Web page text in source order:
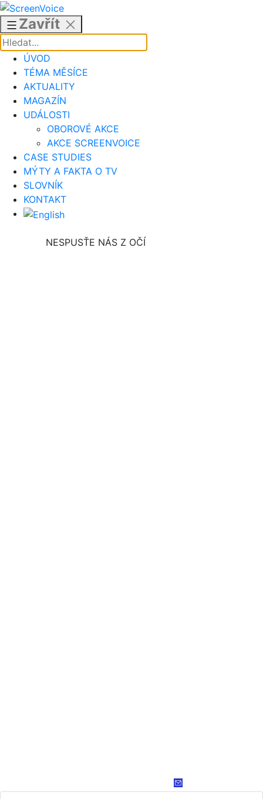
Přejít
obsahu
Zavřít
ÚVOD
TÉMA MĚSÍCE
AKTUALITY
MAGAZÍN
UDÁLOSTI
OBOROVÉ AKCE
AKCE SCREENVOICE
CASE STUDIES
MÝTY A FAKTA O TV
SLOVNÍK
KONTAKT
NESPUSŤE NÁS Z OČÍ